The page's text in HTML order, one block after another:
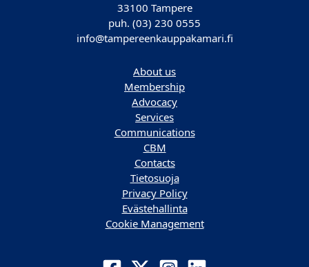
33100 Tampere
puh. (03) 230 0555
info@tampereenkauppakamari.fi
About us
Membership
Advocacy
Services
Communications
CBM
Contacts
Tietosuoja
Privacy Policy
Evästehallinta
Cookie Management